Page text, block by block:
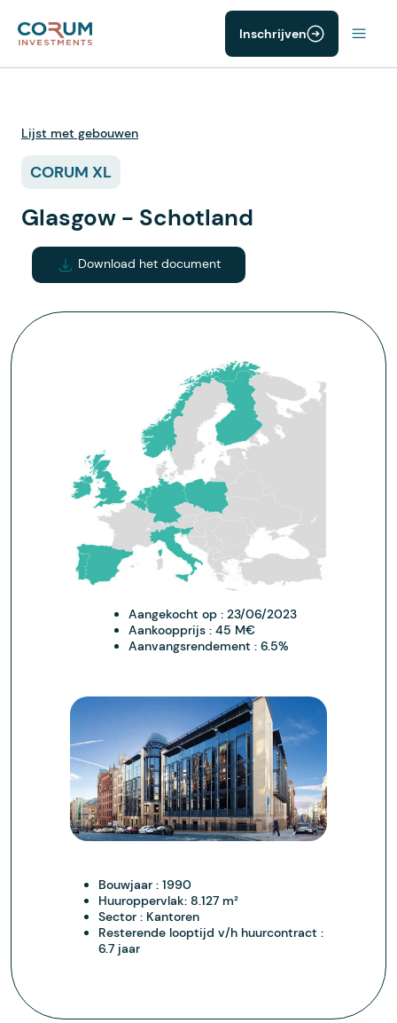
Inschrijven
Lijst met gebouwen
CORUM XL
Glasgow - Schotland
Download het document
Aangekocht op : 23/06/2023
Aankoopprijs : 45 M€
Aanvangsrendement : 6.5%
Bouwjaar :1990
Huuroppervlak:8.127 m²
Sector : Kantoren
Resterende looptijd v/h huurcontract :
6.7 jaar